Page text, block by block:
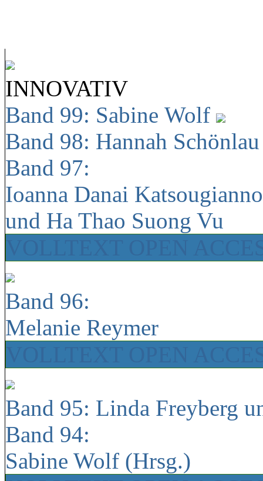
INNOVATIV
Band 99: Sabine Wolf
Band 98: Hannah
Band 97:
Ioanna Danai
und Ha Thao Suong Vu
Band 96:
Melanie Reymer
Band 95: Linda Freyberg
Band 94:
Sabine Wolf (Hrsg.)